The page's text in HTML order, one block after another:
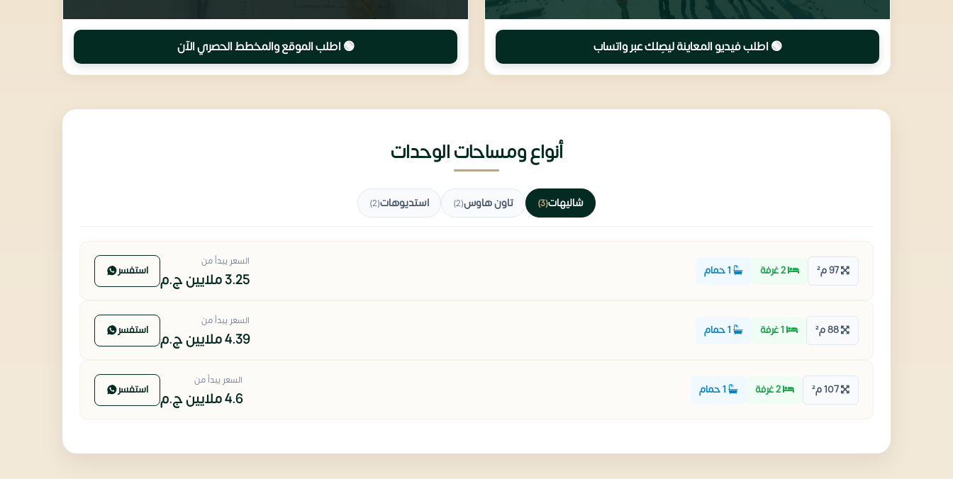
🟢 اطلب فيديو المعاينة ليصِلك عبر واتساب 🟢 اطلب الموقع والمخطط الحصري الآن
أنواع ومساحات الوحدات
شاليهات(3) تاون هاوس(2) استديوهات(2)
2 غرفة
السعر يبدأ من
3.25 ملايين ج.م استفسر
السعر يبدأ من
4.39 ملايين ج.م استفسر
2 غرفة
السعر يبدأ من
4.6 ملايين ج.م استفسر